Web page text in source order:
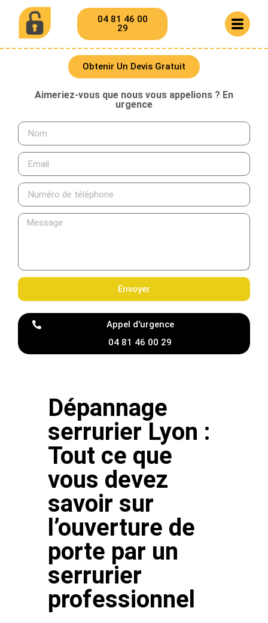
04 81 46 00
29
Obtenir Un Devis Gratuit
Aimeriez-vous que nous vous appelions ? En
urgence
Envoyer
Appel d'urgence
04 81 46 00 29
Dépannage
serrurier Lyon :
Tout ce que
vous devez
savoir sur
l’ouverture de
porte par un
serrurier
professionnel